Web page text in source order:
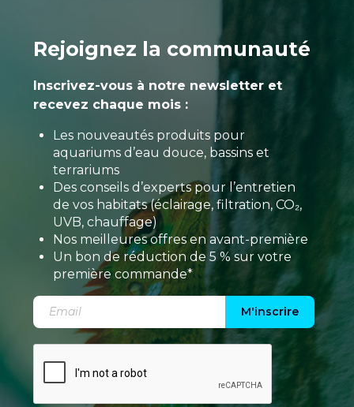
Rejoignez la communauté
Inscrivez-vous à notre newsletter et
recevez chaque mois :
Les nouveautés produits pour
aquariums d’eau douce, bassins et
terrariums
Des conseils d’experts pour l’entretien
de vos habitats (éclairage, filtration, CO₂,
UVB, chauffage)
Nos meilleures offres en avant-première
Un bon de réduction de 5 % sur votre
première commande*
M'inscrire